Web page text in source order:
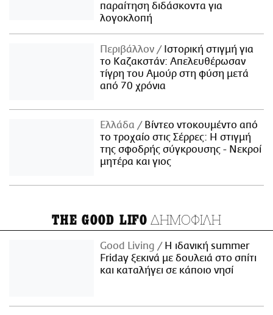
παραίτηση διδάσκοντα για
λογοκλοπή
Περιβάλλον
Ιστορική στιγμή για
το Καζακστάν: Απελευθέρωσαν
τίγρη του Αμούρ στη φύση μετά
από 70 χρόνια
Ελλάδα
Βίντεο ντοκουμέντο από
το τροχαίο στις Σέρρες: Η στιγμή
της σφοδρής σύγκρουσης - Νεκροί
μητέρα και γιος
THE GOOD LIFO ΔΗΜΟΦΙΛΗ
Good Living
Η ιδανική summer
Friday ξεκινά με δουλειά στο σπίτι
και καταλήγει σε κάποιο νησί